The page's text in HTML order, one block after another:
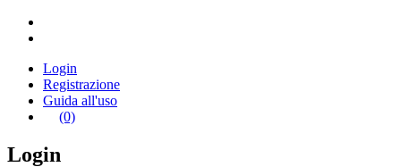
Login
Registrazione
Guida all'uso
(0)
Login